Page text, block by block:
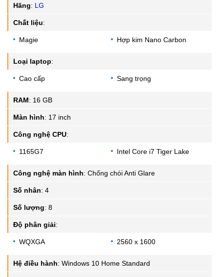
Hãng: LG
Chất liệu:
Magie Hợp kim Nano Carbon
Loại laptop:
Cao cấp Sang trọng
RAM: 16 GB
Màn hình: 17 inch
Công nghệ CPU:
1165G7 Intel Core i7 Tiger Lake
Công nghệ màn hình: Chống chói Anti Glare
Số nhân: 4
Số lượng: 8
Độ phân giải:
WQXGA 2560 x 1600
Hệ điều hành: Windows 10 Home Standard